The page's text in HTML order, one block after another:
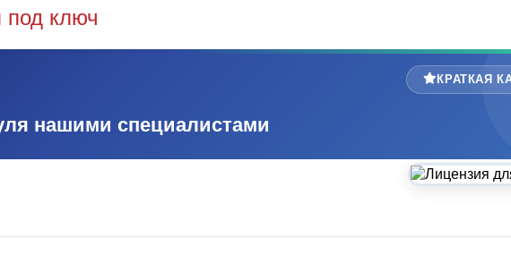
под ключ
КРАТКАЯ
нашими специалистами